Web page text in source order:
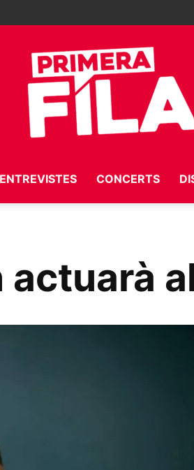
Fila
ENTREVISTES CONCERTS